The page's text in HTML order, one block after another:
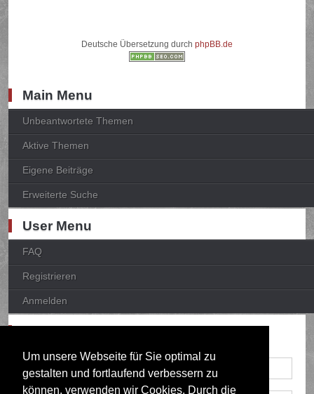
Um unsere Webseite für Sie optimal zu
gestalten und fortlaufend verbessern zu
können, verwenden wir Cookies. Durch die
Deutsche Übersetzung durch phpBB.de
Main Menu
Unbeantwortete Themen
Aktive Themen
Eigene Beiträge
Erweiterte Suche
User Menu
FAQ
Registrieren
Anmelden